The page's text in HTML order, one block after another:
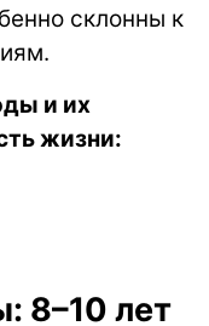
склонны к
и их
жизни:
8–10 лет